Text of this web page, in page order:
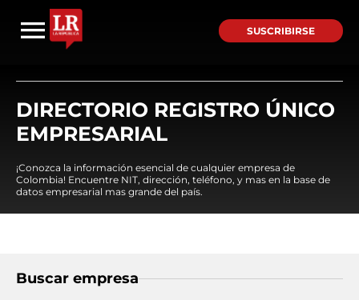
SUSCRIBIRSE
DIRECTORIO REGISTRO ÚNICO
EMPRESARIAL
¡Conozca la información esencial de cualquier empresa de
Colombia! Encuentre NIT, dirección, teléfono, y mas en la base de
datos empresarial mas grande del país.
Buscar empresa